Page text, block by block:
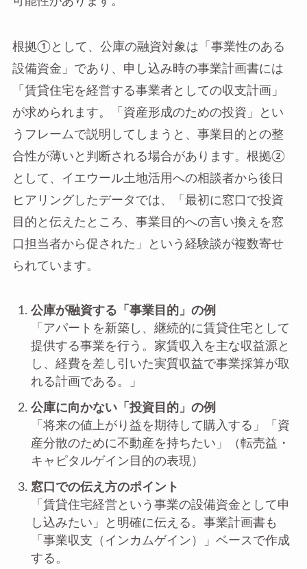
根拠①として、公庫の融資対象は「事業性のある
設備資金」であり、申し込み時の事業計画書には
「賃貸住宅を経営する事業者としての収支計画」
が求められます。「資産形成のための投資」とい
うフレームで説明してしまうと、事業目的との整
合性が薄いと判断される場合があります。根拠②
として、イエウール土地活用への相談者から後日
ヒアリングしたデータでは、「最初に窓口で投資
目的と伝えたところ、事業目的への言い換えを窓
口担当者から促された」という経験談が複数寄せ
られています。
公庫が融資する「事業目的」の例
「アパートを新築し、継続的に賃貸住宅として
提供する事業を行う。家賃収入を主な収益源と
し、経費を差し引いた実質収益で事業採算が取
れる計画である。」
公庫に向かない「投資目的」の例
「将来の値上がり益を期待して購入する」「資
産分散のために不動産を持ちたい」（転売益・
キャピタルゲイン目的の表現）
窓口での伝え方のポイント
「賃貸住宅経営という事業の設備資金として申
し込みたい」と明確に伝える。事業計画書も
「事業収支（インカムゲイン）」ベースで作成
する。